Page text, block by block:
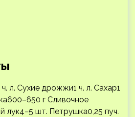
л. Сухие дрожжи1 ч. л. Сахар1
г Сливочное
лук4–5 шт. Петрушка0,25 пуч.